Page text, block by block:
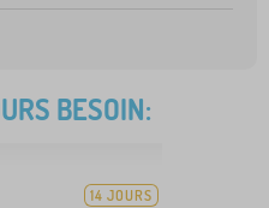
BESOIN:
14 JOURS